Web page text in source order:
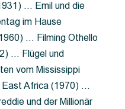
… Emil und die
im Hause
… Filming Othello
… Flügel und
vom Mississippi
Africa (1970) …
und der Millionär